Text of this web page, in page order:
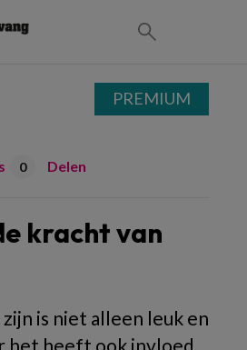
0 Delen
kracht van
is niet alleen leuk en
het heeft ook invloed
PREMIUM